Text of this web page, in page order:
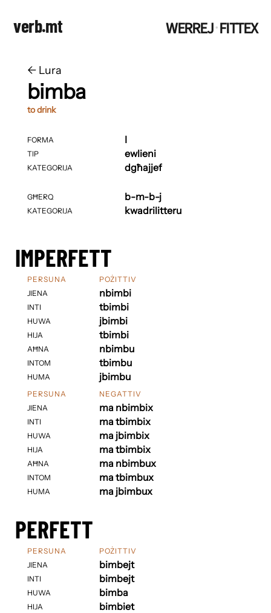
verb.mt WERREJ·FITTEX
← ​​Lura
bimba
to drink
FORMA
TIP
KATEGORIJA
GĦERQ
KATEGORIJA
I
ewlieni
dgħajjef
b-m-b-j
kwadrilitteru
IMPERFETT
PERSUNA
JIENA
INTI
HUWA
HIJA
AĦNA
INTOM
HUMA
POŻITTIV
nbimbi
tbimbi
jbimbi
tbimbi
nbimbu
tbimbu
jbimbu
PERSUNA
JIENA
INTI
HUWA
HIJA
AĦNA
INTOM
HUMA
NEGATTIV
ma nbimbix
ma tbimbix
ma jbimbix
ma tbimbix
ma nbimbux
ma tbimbux
ma jbimbux
PERFETT
PERSUNA
JIENA
INTI
HUWA
HIJA
POŻITTIV
bimbejt
bimbejt
bimba
bimbiet